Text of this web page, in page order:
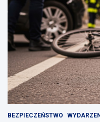
BEZPIECZEŃSTWO